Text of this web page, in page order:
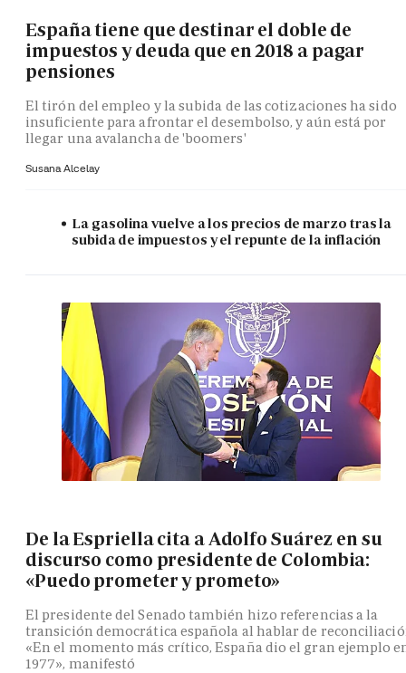
España tiene que destinar el doble de
impuestos y deuda que en 2018 a pagar
pensiones
El tirón del empleo y la subida de las cotizaciones ha sido
insuficiente para afrontar el desembolso, y aún está por
llegar una avalancha de 'boomers'
Susana Alcelay
La gasolina vuelve a los precios de marzo tras la
subida de impuestos y el repunte de la inflación
De la Espriella cita a Adolfo Suárez en su
discurso como presidente de Colombia:
«Puedo prometer y prometo»
El presidente del Senado también hizo referencias a la
transición democrática española al hablar de
«En el momento más crítico, España dio el gran ejemplo
1977», manifestó